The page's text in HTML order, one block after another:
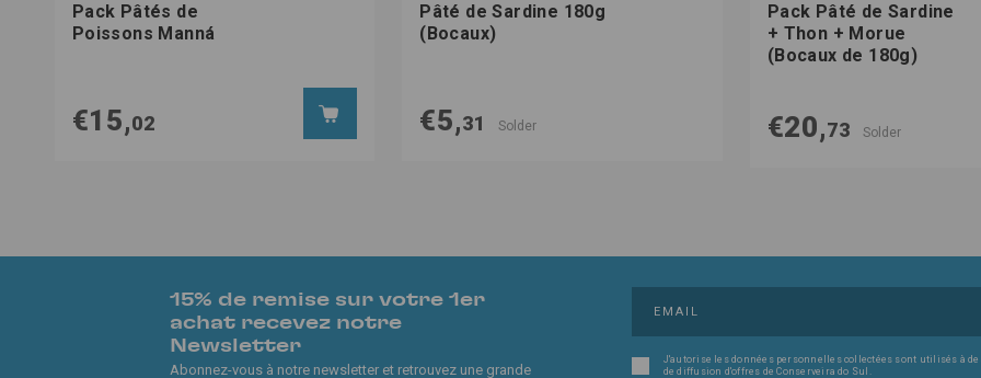
Pack Pâtés de
Poissons Manná
€15,02
Pâté de Sardine 180g
(Bocaux)
€5,31 Solder
Pack Pâté de Sardine
+ Thon + Morue
(Bocaux de 180g)
€20,73 Solder
15% de remise sur votre 1er
achat recevez notre
Newsletter
Abonnez-vous à notre newsletter et retrouvez une grande
J'autorise les données personnelles collectées sont utilisés à
de diffusion d'offres de Conserveira do Sul.